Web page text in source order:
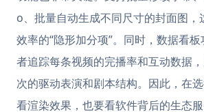
o、批量自动生成不同尺寸的封面图，
效率的“隐形加分项”。同时，数据看
者追踪每条视频的完播率和互动数据
次的驱动表演和剧本结构。因此，在
看渲染效果，也要看软件背后的生态